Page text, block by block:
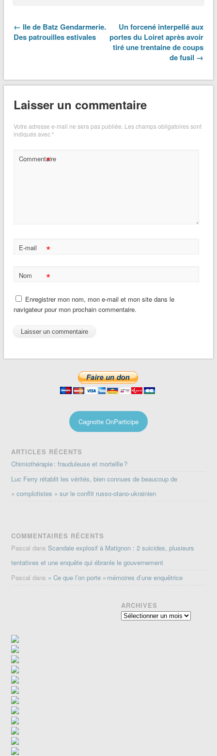
← Ile de Batz Gendarmerie.
Des patrouilles estivales
Un forcené interpellé aux
portes du Loiret après avoir
tiré une trentaine de coups
de fusil →
Laisser un commentaire
Votre adresse e-mail ne sera pas publiée. Les champs obligatoires sont
indiqués avec*
Commentaire
*
E-mail *
Nom *
Enregistrer mon nom, mon e-mail et mon site dans le
navigateur pour mon prochain commentaire.
Cagnotte OnParticipe
ARTICLES RÉCENTS
Chimiothérapie : frauduleuse et mortellle ?
Luc Ferry rétablit les vérités, bien connues de beaucoup de
« complotistes » sur le conflit russo-otano-ukrainien
COMMENTAIRES RÉCENTS
Pascal dansScandale explosif à Matignon : 2 suicides, plusieurs
tentatives et une enquête qui ébranle le gouvernement
Pascal dans « Ce que l’on porte » mémoires d’une enquêtrice
ARCHIVES
Archives